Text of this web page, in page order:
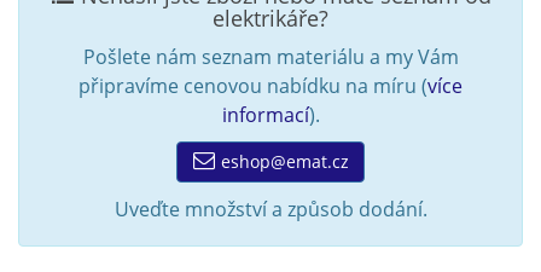
elektrikáře?
Pošlete nám seznam materiálu a my Vám
připravíme cenovou nabídku na míru (více
informací).
eshop@emat.cz
Uveďte množství a způsob dodání.